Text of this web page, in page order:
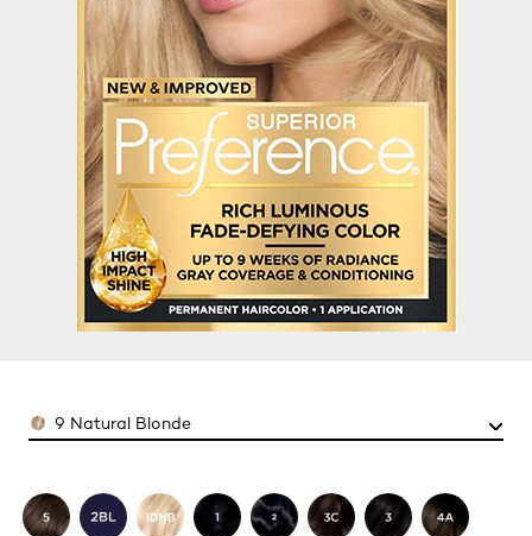
Color9 Natural Blonde